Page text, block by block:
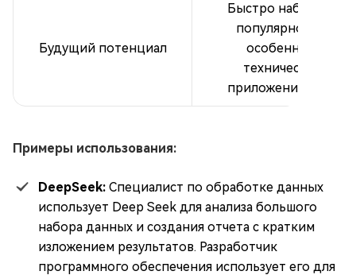
Будущий потенциал
Быстро набирает
популярность,
особенно в
технических
приложениях ИИ.
Примеры использования:
DeepSeek: Специалист по обработке данных
использует Deep Seek для анализа большого
набора данных и создания отчета с кратким
изложением результатов. Разработчик
программного обеспечения использует его для